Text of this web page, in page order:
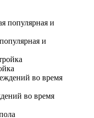
и
во время